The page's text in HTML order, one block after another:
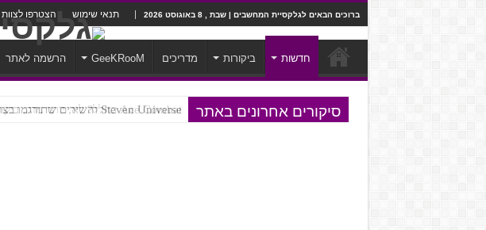
ברוכים הבאים לגלקסיית המחשבים | שבת , 8 באוגוסט 2026 תנאי שימוש הצטרפו לצוות
חדשות ביקורות מדריכים GeeKRooM הרשמה לאתר
סיקורים אחרונים באתר Steven Universe והשירים שתורגמו בצורה נוראית לעברית
ROTW – A Guide to JRPG